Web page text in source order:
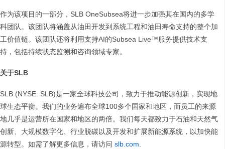
作为该项目的一部分，SLB OneSubsea将进一步加强其在国内的多学
科团队。该团队将涵盖从油田开发到系统工程和油田寿命支持的整个加
工价值链。该团队还将利用支持AI的Subsea Live™服务提供技术支
持，包括持续状态监测和咨询领域专家。
关于SLB
SLB (NYSE: SLB)是一家全球科技公司，致力于推动能源创新，实现地
球生态平衡。我们的业务遍布全球100多个国家和地区，而员工的来源
地几乎是运营所在国家和地区的两倍。我们每天都致力于石油和天然气
创新、大规模数字化、行业脱碳以及开发和扩展新能源系统，以加快能
源转型。如需了解更多信息，请访问 slb.com.